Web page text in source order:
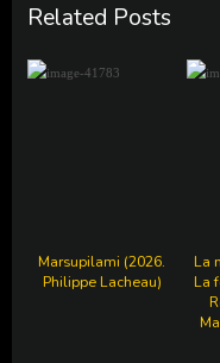
Related Posts
Marsupilami (2026.
Philippe Lacheau)
La
La